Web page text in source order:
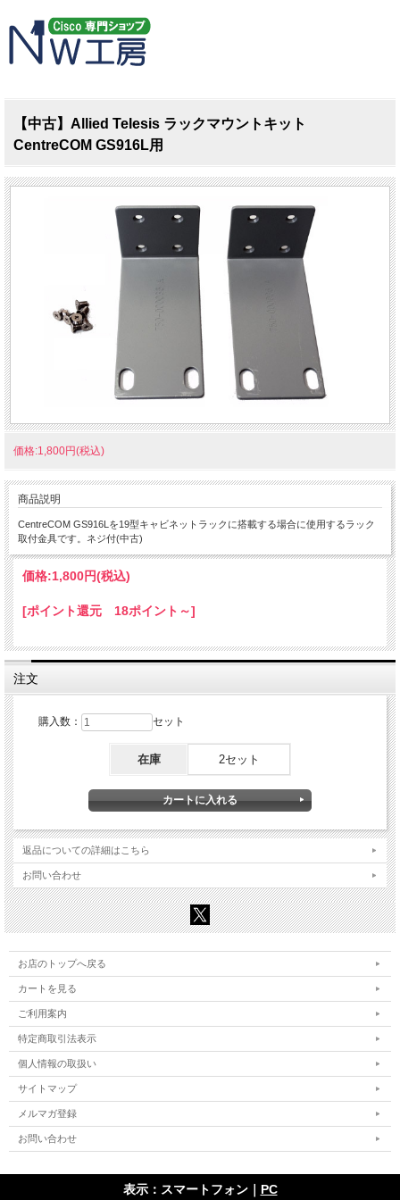
【中古】Allied Telesis ラックマウントキット
CentreCOM GS916L用
価格:1,800円(税込)
商品説明
CentreCOM GS916Lを19型キャビネットラックに搭載する場合に使用するラック
取付金具です。ネジ付(中古)
価格:1,800円(税込)
[ポイント還元 18ポイント～]
注文
購入数： セット
在庫 2セット
返品についての詳細はこちら
お問い合わせ
お店のトップへ戻る
カートを見る
ご利用案内
特定商取引法表示
個人情報の取扱い
サイトマップ
メルマガ登録
お問い合わせ
表示：スマートフォン｜ PC